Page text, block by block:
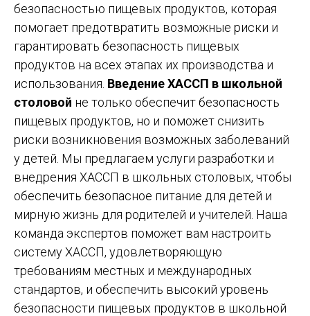
безопасностью пищевых продуктов, которая
помогает предотвратить возможные риски и
гарантировать безопасность пищевых
продуктов на всех этапах их производства и
использования. Введение ХАССП в школьной
столовой не только обеспечит безопасность
пищевых продуктов, но и поможет снизить
риски возникновения возможных заболеваний
у детей. Мы предлагаем услуги разработки и
внедрения ХАССП в школьных столовых, чтобы
обеспечить безопасное питание для детей и
мирную жизнь для родителей и учителей. Наша
команда экспертов поможет вам настроить
систему ХАССП, удовлетворяющую
требованиям местных и международных
стандартов, и обеспечить высокий уровень
безопасности пищевых продуктов в школьной